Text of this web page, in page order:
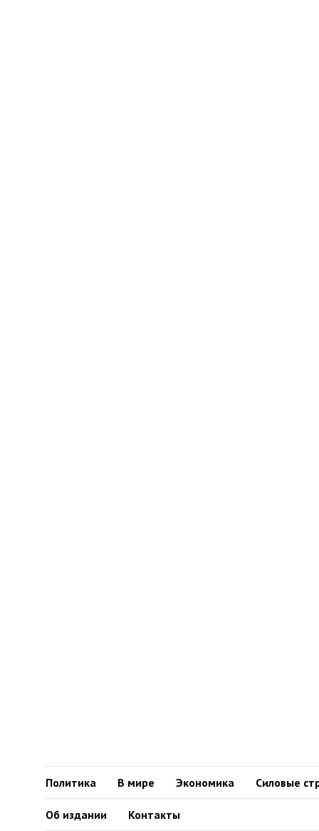
Политика В мире Экономика Силовые
Об издании Контакты